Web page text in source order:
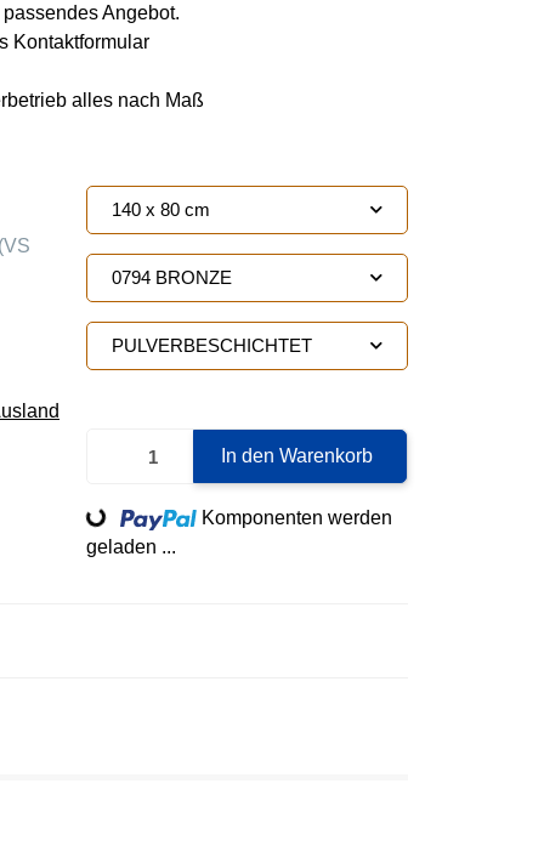
Angebot.
Kontaktformular
alles nach Maß
(VS
140 x 80 cm
0794 BRONZE
PULVERBESCHICHTET
In den Warenkorb
Loading...
Komponenten werden
geladen ...